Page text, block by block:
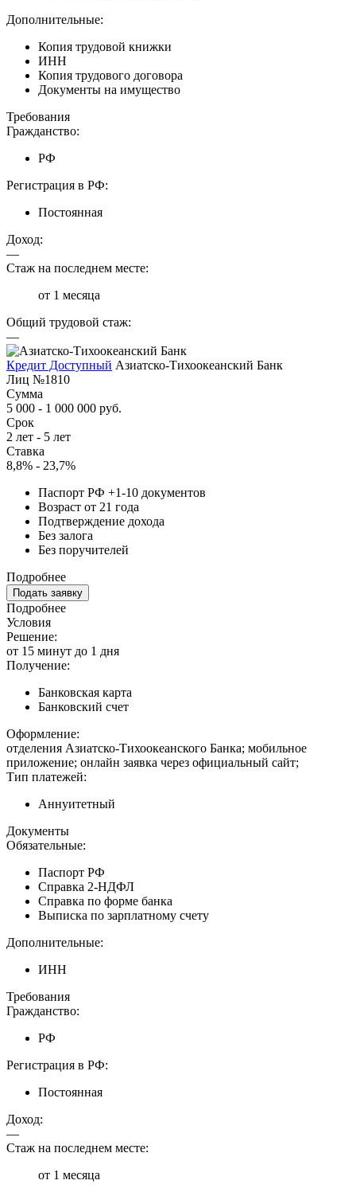
Дополнительные:
Копия трудовой книжки
ИНН
Копия трудового договора
Документы на имущество
Требования
Гражданство:
РФ
Регистрация в РФ:
Постоянная
Доход:
—
Стаж на последнем месте:
от 1 месяца
Общий трудовой стаж:
—
Кредит Доступный Азиатско-Тихоокеанский Банк
Лиц №1810
Сумма
5 000 - 1 000 000 руб.
Срок
2 лет - 5 лет
Ставка
8,8% - 23,7%
Паспорт РФ +1-10 документов
Возраст от 21 года
Подтверждение дохода
Без залога
Без поручителей
Подробнее
Подать заявку
Подробнее
Условия
Решение:
от 15 минут до 1 дня
Получение:
Банковская карта
Банковский счет
Оформление:
отделения Азиатско-Тихоокеанского Банка; мобильное
приложение; онлайн заявка через официальный сайт;
Тип платежей:
Аннуитетный
Документы
Обязательные:
Паспорт РФ
Справка 2-НДФЛ
Справка по форме банка
Выписка по зарплатному счету
Дополнительные:
ИНН
Требования
Гражданство:
РФ
Регистрация в РФ:
Постоянная
Доход:
—
Стаж на последнем месте:
от 1 месяца